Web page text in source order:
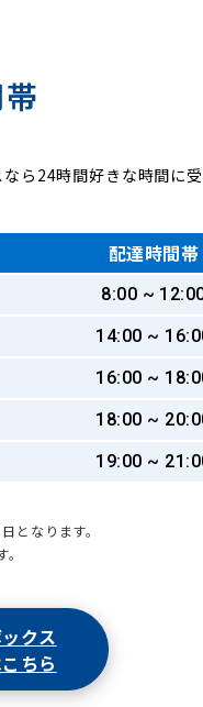
ら24時間好きな時間に
配達時間帯
8:00 ~
14:00 ~
16:00 ~
18:00 ~
19:00 ~
となります。
クス
ちら